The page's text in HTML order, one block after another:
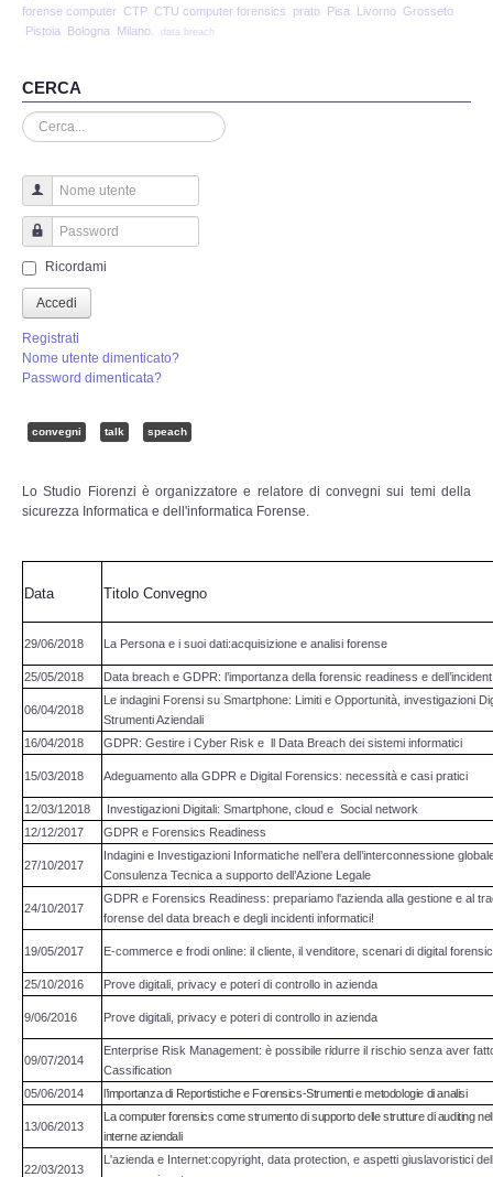
Perizia Documento informatico
Perizia Cloud
Perizia E-mail
Perizia Truffa Banca e Online
Perizia Dash Cam
Perizia software spia
Perizia Controllo lavoratori
Perizia Incidente Stradale
Perizia Data Breach
INDAGINI DIGITALI
Digital Intelligence OSINT
Indagini su computer
Indagini Smartphone,Tablet
Bonifiche Digitali
Forensics Readiness
Incident Response
forense computer CTP CTU computer forensics prato Pisa Livorno Grosseto
Pistoia
Bologna Milano. data breach
CERCA
Cerca...
Nome utente
Password
Ricordami
Accedi
Registrati
Nome utente dimenticato?
Password dimenticata?
convegni talk speach
Lo Studio Fiorenzi è organizzatore e relatore di convegni sui temi della
sicurezza Informatica e dell'informatica Forense.
Data Titolo Convegno
29/06/2018 La Persona e i suoi dati:acquisizione e analisi forense
25/05/2018 Data breach e GDPR: l’importanza della forensic readiness e
06/04/2018
Le indagini Forensi su Smartphone: Limiti e Opportunità, investigazioni
Strumenti Aziendali
16/04/2018
GDPR: Gestire i Cyber Risk e ll Data Breach dei sistemi informatici
15/03/2018 Adeguamento alla GDPR e Digital Forensics: necessità e casi pratici
12/03/12018
Investigazioni Digitali: Smartphone, cloud e Social network
12/12/2017
GDPR e Forensics Readiness
27/10/2017
Indagini e Investigazioni Informatiche nell’era dell’interconnessione
Consulenza Tecnica a supporto dell’Azione Legale
24/10/2017
GDPR e Forensics Readiness: prepariamo l'azienda alla gestione e al
forense del data breach e degli incidenti informatici!
19/05/2017 E-commerce e frodi online: il cliente, il venditore, scenari di digital
25/10/2016 Prove digitali, privacy e poteri di controllo in azienda
9/06/2016 Prove digitali, privacy e poteri di controllo in azienda
09/07/2014
Enterprise Risk Management: è possibile ridurre il rischio senza aver
Cassification
05/06/2014
l’importanza di Reportistiche e Forensics-Strumenti e metodologie di analisi
13/06/2013
La computer forensics come strumento di supporto delle strutture di auditing
interne aziendali
22/03/2013
L'azienda e Internet:copyright, data protection, e aspetti giuslavoristici